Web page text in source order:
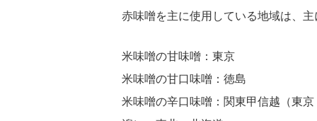
赤味噌を主に使用している地域は、
米味噌の甘味噌：東京
米味噌の甘口味噌：徳島
米味噌の辛口味噌：関東甲信越（東